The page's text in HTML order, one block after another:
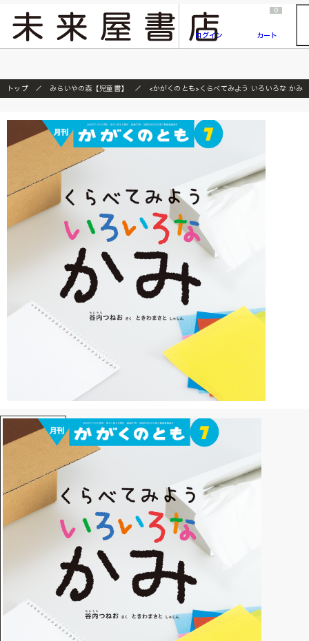
『ONE PIECE magazine 021 ONE PIECEカード付き同梱版』発売延期のご案内
ログイン
0
カート
トップ みらいやの森【児童書】 <かがくのとも>くらべてみよう いろいろな かみ